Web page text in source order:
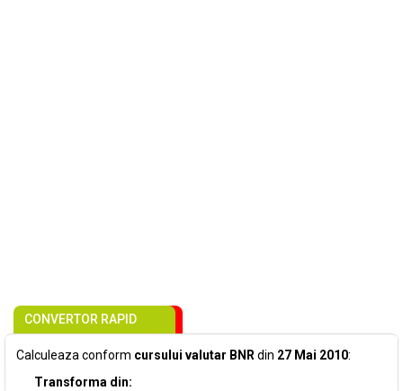
CONVERTOR RAPID
Calculeaza conform cursului valutar BNR din 27 Mai 2010:
Transforma din: